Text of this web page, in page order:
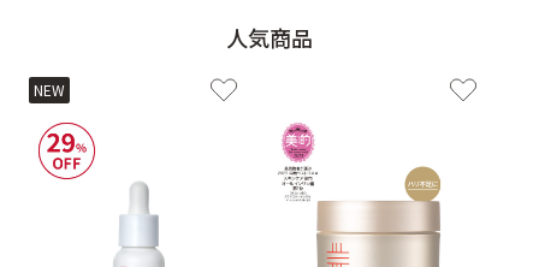
敏感・肌あれ
お悩みから探す TOP
人気商品
NEW